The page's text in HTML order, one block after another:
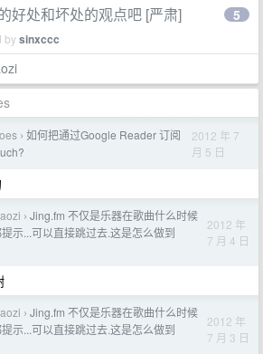
好处和坏处的观点吧 [严肃]
bysinxccc
5
› 如何把通过Google Reader 订阅
2012 年 7
月 5 日
› Jing.fm 不仅是乐器在歌曲什么时候
示...可以直接跳过去.这是怎么做到
2012 年
7 月 4 日
› Jing.fm 不仅是乐器在歌曲什么时候
示...可以直接跳过去.这是怎么做到
2012 年
7 月 3 日